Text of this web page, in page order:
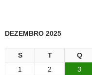
DEZEMBRO 2025
S T Q
1
2 3